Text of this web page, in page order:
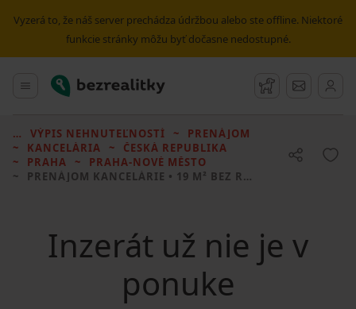
Vyzerá to, že náš server prechádza údržbou alebo ste offline. Niektoré
funkcie stránky môžu byť dočasne nedostupné.
Hlavné menu
Bezrealitky Strážny pes
Správy
VÝPIS NEHNUTEĽNOSTÍ
PRENÁJOM
KANCELÁRIA
ČESKÁ REPUBLIKA
PRAHA
PRAHA-NOVÉ MĚSTO
PRENÁJOM KANCELÁRIE • 19 M² BEZ REALITKY
Inzerát už nie je v
ponuke